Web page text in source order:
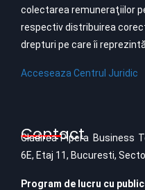
colectarea remuneraţiilor
respectiv distribuirea
drepturi pe care îi reprezintă.
Acceseaza Centrul Juridic
Contact
Cladirea Pipera Business
6E, Etaj 11, Bucuresti,
Program de lucru cu